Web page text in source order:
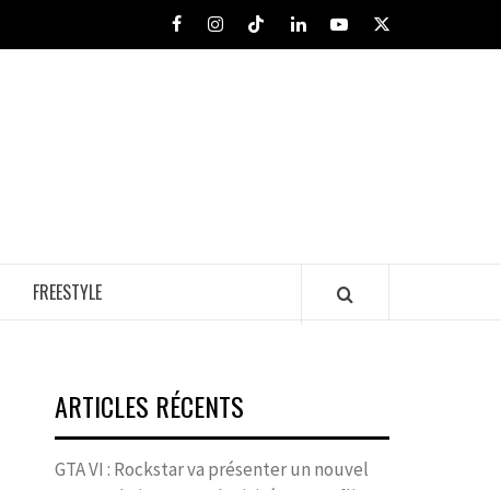
FacebookInstagram
TiktokLinkedInYoutube
X
FREESTYLE
ARTICLES RÉCENTS
GTA VI : Rockstar va présenter un nouvel